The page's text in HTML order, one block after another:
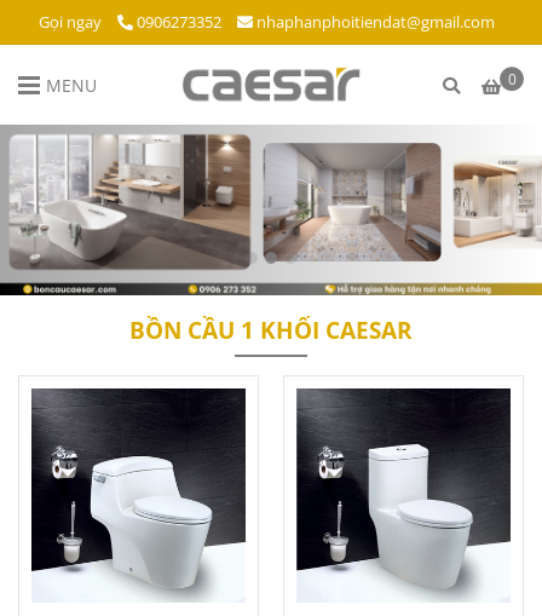
Gọi ngay 0906273352 nhaphanphoitiendat@gmail.com
0
MENU
BỒN CẦU 1 KHỐI CAESAR